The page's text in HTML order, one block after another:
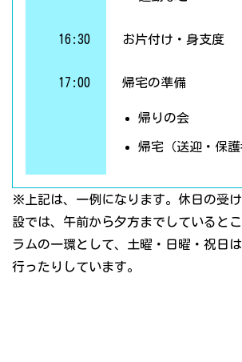
16:30 お片付け・身支度
17:00 帰宅の準備
帰りの会
帰宅（送迎・保護
※上記は、一例になります。休日の受
設では、午前から夕方までしていると
ラムの一環として、土曜・日曜・祝日
行ったりしています。